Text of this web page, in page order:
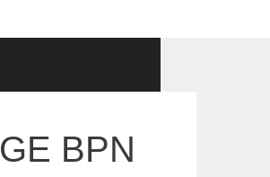
BPN